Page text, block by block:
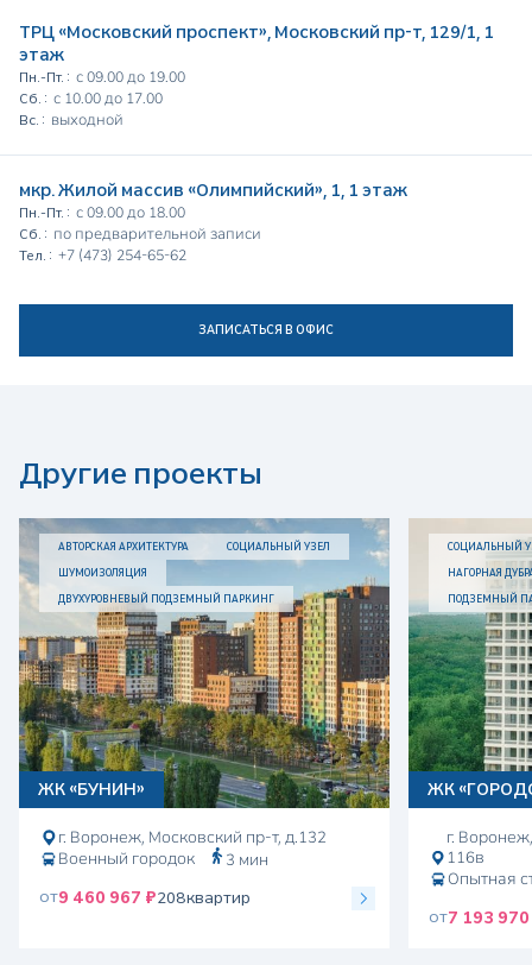
ТРЦ «Московский проспект», Московский пр-т, 129/1, 1
этаж
Пн.-Пт. : с 09.00 до 19.00
Сб. : с 10.00 до 17.00
Вс. : выходной
мкр. Жилой массив «Олимпийский», 1, 1 этаж
Пн.-Пт. : с 09.00 до 18.00
Сб. : по предварительной записи
Тел. : +7 (473) 254-65-62
ЗАПИСАТЬСЯ В ОФИС
Другие проекты
АВТОРСКАЯ АРХИТЕКТУРА СОЦИАЛЬНЫЙ УЗЕЛ
ШУМОИЗОЛЯЦИЯ
ДВУХУРОВНЕВЫЙ ПОДЗЕМНЫЙ ПАРКИНГ
ЖК «БУНИН»
г. Воронеж, Московский пр-т, д.132
Военный городок
3 мин
от9 460 967 ₽208квартир
СОЦИАЛЬНЫЙ
НАГОРНАЯ
ПОДЗЕМНЫЙ
ЖК
г.
116в
Опытная
от7 193